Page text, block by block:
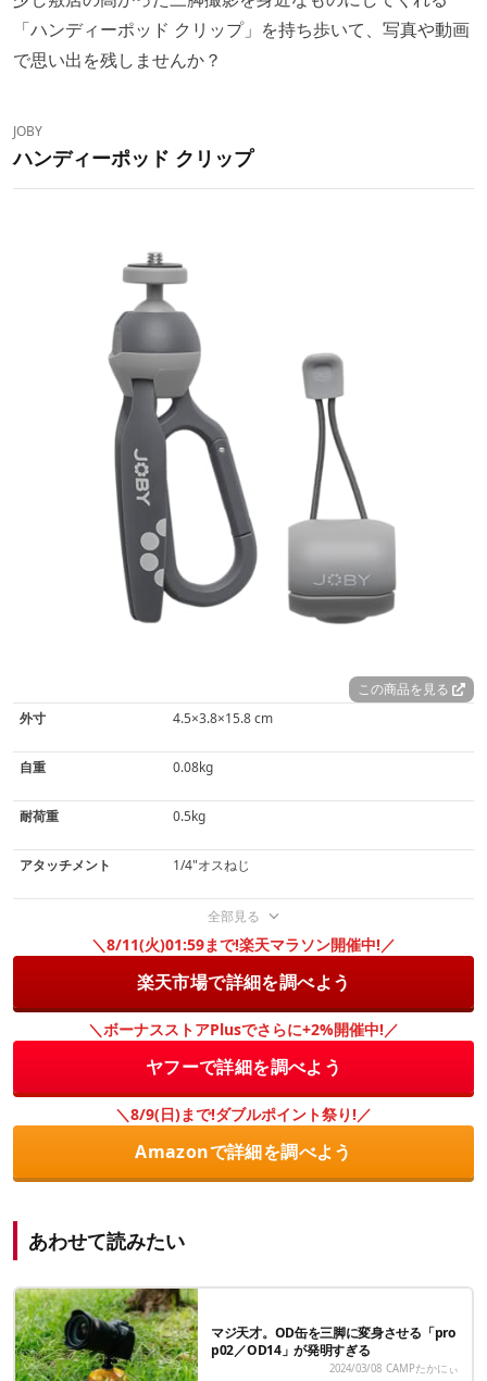
「ハンディーポッド クリップ」を持ち歩いて、写真や動画
で思い出を残しませんか？
JOBY
ハンディーポッド クリップ
この商品を見る
外寸
4.5×3.8×15.8 cm
自重 0.08kg
耐荷重 0.5kg
アタッチメント 1/4"オスねじ
全部見る
＼8/11(火)01:59まで!楽天マラソン開催中!／
楽天市場で詳細を調べよう
＼ボーナスストアPlusでさらに+2%開催中!／
ヤフーで詳細を調べよう
＼8/9(日)まで!ダブルポイント祭り!／
Amazonで詳細を調べよう
あわせて読みたい
マジ天才。OD缶を三脚に変身させる「pro
p02／OD14」が発明すぎる
2024/03/08 CAMPたかにぃ